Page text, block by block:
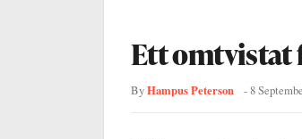
Ett omtvistat
ByHampus Peterson -8